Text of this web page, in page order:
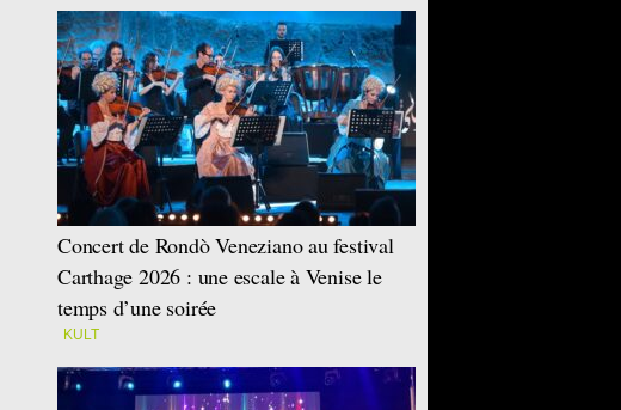
Concert de Rondò Veneziano au festival
Carthage 2026 : une escale à Venise le
temps d’une soirée
KULT